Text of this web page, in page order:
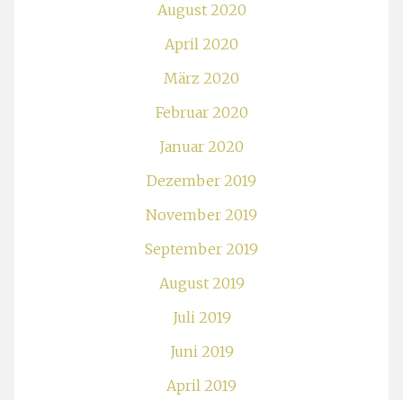
August 2020
April 2020
März 2020
Februar 2020
Januar 2020
Dezember 2019
November 2019
September 2019
August 2019
Juli 2019
Juni 2019
April 2019